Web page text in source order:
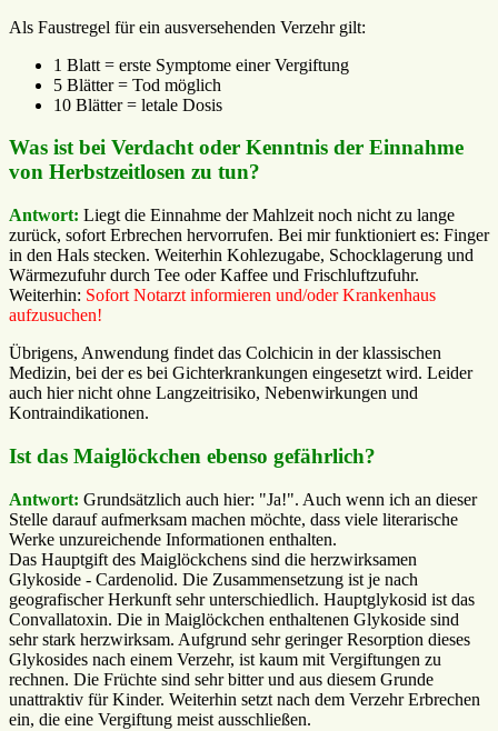
Als Faustregel für ein ausversehenden Verzehr gilt:
1 Blatt = erste Symptome einer Vergiftung
5 Blätter = Tod möglich
10 Blätter = letale Dosis
Was ist bei Verdacht oder Kenntnis der Einnahme
von Herbstzeitlosen zu tun?
Antwort: Liegt die Einnahme der Mahlzeit noch nicht zu lange
zurück, sofort Erbrechen hervorrufen. Bei mir funktioniert es: Finger
in den Hals stecken. Weiterhin Kohlezugabe, Schocklagerung und
Wärmezufuhr durch Tee oder Kaffee und Frischluftzufuhr.
Weiterhin: Sofort Notarzt informieren und/oder Krankenhaus
aufzusuchen!
Übrigens, Anwendung findet das Colchicin in der klassischen
Medizin, bei der es bei Gichterkrankungen eingesetzt wird. Leider
auch hier nicht ohne Langzeitrisiko, Nebenwirkungen und
Kontraindikationen.
Ist das Maiglöckchen ebenso gefährlich?
Antwort: Grundsätzlich auch hier: "Ja!". Auch wenn ich an dieser
Stelle darauf aufmerksam machen möchte, dass viele literarische
Werke unzureichende Informationen enthalten.
Das Hauptgift des Maiglöckchens sind die herzwirksamen
Glykoside - Cardenolid. Die Zusammensetzung ist je nach
geografischer Herkunft sehr unterschiedlich. Hauptglykosid ist das
Convallatoxin. Die in Maiglöckchen enthaltenen Glykoside sind
sehr stark herzwirksam. Aufgrund sehr geringer Resorption dieses
Glykosides nach einem Verzehr, ist kaum mit Vergiftungen zu
rechnen. Die Früchte sind sehr bitter und aus diesem Grunde
unattraktiv für Kinder. Weiterhin setzt nach dem Verzehr Erbrechen
ein, die eine Vergiftung meist ausschließen.